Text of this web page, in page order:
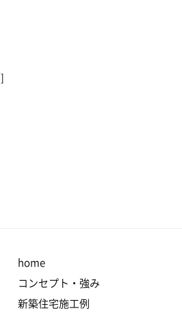
home
コンセプト・強み
新築住宅施工例